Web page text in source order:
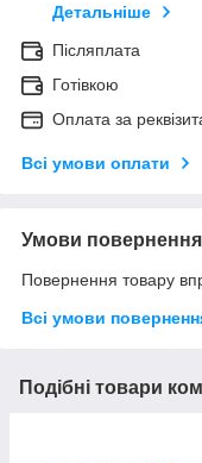
Детальніше
Післяплата
Готівкою
Оплата за
Всі умови оплати
Умови повернення
Повернення товару
Всі умови
Подібні товари